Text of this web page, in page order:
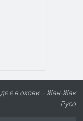
е в окови. - Жан-Жак
Русо